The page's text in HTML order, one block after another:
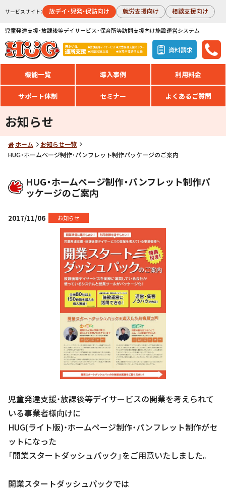
サービスサイト： 放デイ・児発・保訪向け 就労支援向け 相談支援向け
児童発達支援・放課後等デイサービス・保育所等訪問支援向け施設運営システム
資料請求
機能一覧 導入事例 利用料金
サポート体制 セミナー よくあるご質問
お知らせ
ホーム
お知らせ一覧
HUG・ホームページ制作・パンフレット制作パッケージのご案内
HUG・ホームページ制作・パンフレット制作パ
ッケージのご案内
2017/11/06 お知らせ
児童発達支援・放課後等デイサービスの開業を考えられて
いる事業者様向けに
HUG(ライト版)・ホームページ制作・パンフレット制作がセ
ットになった
「開業スタートダッシュパック」をご用意いたしました。
開業スタートダッシュパックでは